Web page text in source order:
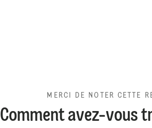
MERCI DE NOTER CETTE
Comment avez-vous